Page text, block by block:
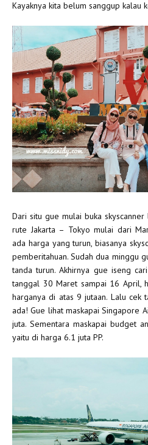
Kayaknya kita belum sanggup kalau
Dari situ gue mulai buka
rute Jakarta – Tokyo mulai dari
ada harga yang turun, biasanya
pemberitahuan. Sudah dua minggu
tanda turun. Akhirnya gue iseng
tanggal 30 Maret sampai 16 April,
harganya di atas 9 jutaan. Lalu cek
ada! Gue lihat maskapai Singapore
juta. Sementara maskapai budget
yaitu di harga 6.1 juta PP.